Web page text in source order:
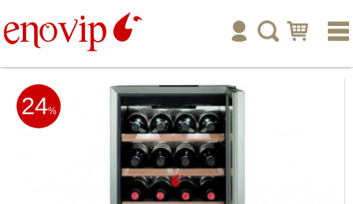
inicio
enoturismo
tienda online
publicar
ayuda
24%